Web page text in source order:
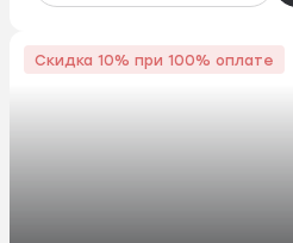
Скидка 10% при 100% оплате